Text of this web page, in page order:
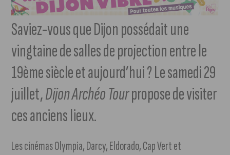
Saviez-vous que Dijon possédait une
vingtaine de salles de projection entre le
19ème siècle et aujourd’hui ? Le samedi 29
juillet,Dijon Archéo Tourpropose de visiter
ces anciens lieux.
Les cinémas Olympia, Darcy, Eldorado, Cap Vert et